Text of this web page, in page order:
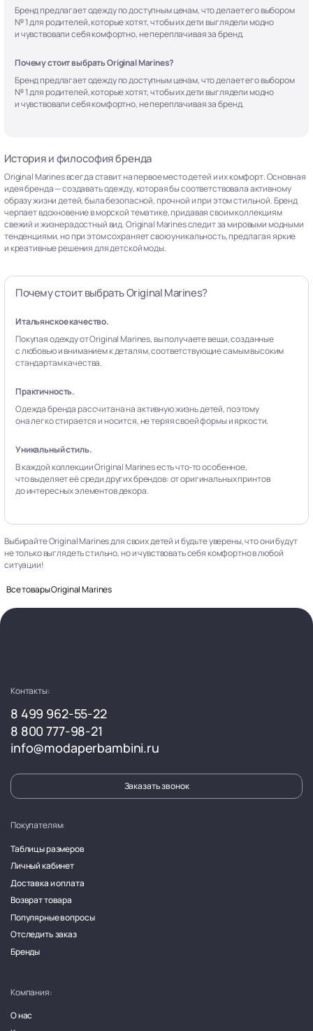
Бренд предлагает одежду по доступным ценам, что делает его выбором
№ 1 для родителей, которые хотят, чтобы их дети выглядели модно
и чувствовали себя комфортно, не переплачивая за бренд.
Почему стоит выбрать Original Marines?
Бренд предлагает одежду по доступным ценам, что делает его выбором
№ 1 для родителей, которые хотят, чтобы их дети выглядели модно
и чувствовали себя комфортно, не переплачивая за бренд.
История и философия бренда
Original Marines всегда ставит на первое место детей и их комфорт. Основная
идея бренда — создавать одежду, которая бы соответствовала активному
образу жизни детей, была безопасной, прочной и при этом стильной. Бренд
черпает вдохновение в морской тематике, придавая своим коллекциям
свежий и жизнерадостный вид. Original Marines следит за мировыми модными
тенденциями, но при этом сохраняет свою уникальность, предлагая яркие
и креативные решения для детской моды.
Почему стоит выбрать Original Marines?
Итальянское качество.
Покупая одежду от Original Marines, вы получаете вещи, созданные
с любовью и вниманием к деталям, соответствующие самым высоким
стандартам качества.
Практичность.
Одежда бренда рассчитана на активную жизнь детей, поэтому
она легко стирается и носится, не теряя своей формы и яркости.
Уникальный стиль.
В каждой коллекции Original Marines есть что‑то особенное,
что выделяет её среди других брендов: от оригинальных принтов
до интересных элементов декора.
Выбирайте Original Marines для своих детей и будьте уверены, что они будут
не только выглядеть стильно, но и чувствовать себя комфортно в любой
ситуации!
Все товары Original Marines
Контакты:
8 499 962-55-22
8 800 777-98-21
info@modaperbambini.ru
Заказать звонок
Покупателям:
Таблицы размеров
Личный кабинет
Доставка и оплата
Возврат товара
Популярные вопросы
Отследить заказ
Бренды
Компания:
О нас